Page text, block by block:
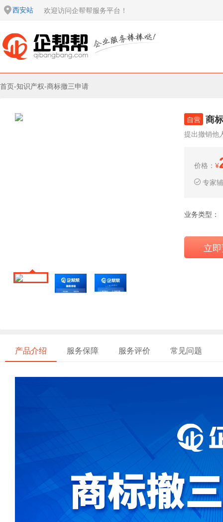
西安站 欢迎访问企帮帮服务平台！
首页-知识产权-商标撤三申请
自营 商
提出撤销他
价格： ¥
专家
业务类型：
立
产品介绍 服务保障 服务评价 常见问题